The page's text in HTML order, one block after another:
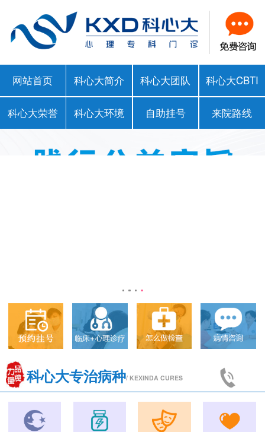
网站首页 科心大简介 科心大团队 科心大CBTI
科心大荣誉 科心大环境 自助挂号 来院路线
科心大专治病种/ KEXINDA CURES